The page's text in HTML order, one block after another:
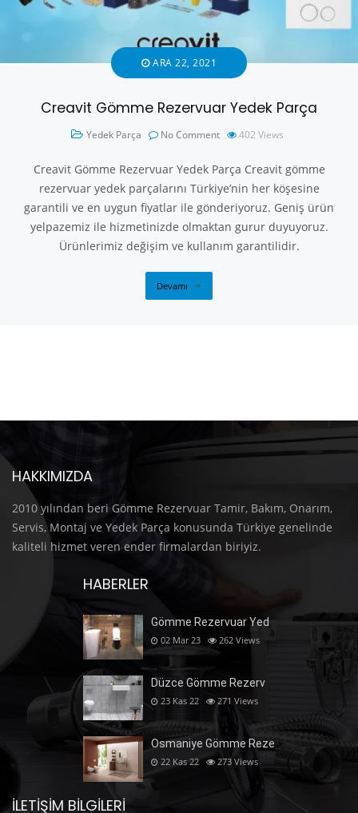
ARA 22, 2021
Creavit Gömme Rezervuar Yedek Parça
Yedek Parça No Comment 402 Views
Creavit Gömme Rezervuar Yedek Parça Creavit gömme
rezervuar yedek parçalarını Türkiye’nin her köşesine
garantili ve en uygun fiyatlar ile gönderiyoruz. Geniş ürün
yelpazemiz ile hizmetinizde olmaktan gurur duyuyoruz.
Ürünlerimiz değişim ve kullanım garantilidir.
Devamı
HAKKIMIZDA
2010 yılından beri Gömme Rezervuar Tamir, Bakım, Onarım,
Servis, Montaj ve Yedek Parça konusunda Türkiye genelinde
kaliteli hizmet veren ender firmalardan biriyiz.
HABERLER
Gömme Rezervuar Yed
02 Mar 23 262 Views
Düzce Gömme Rezerv
23 Kas 22 271 Views
Osmaniye Gömme Reze
22 Kas 22 273 Views
İLETIŞIM BILGILERI